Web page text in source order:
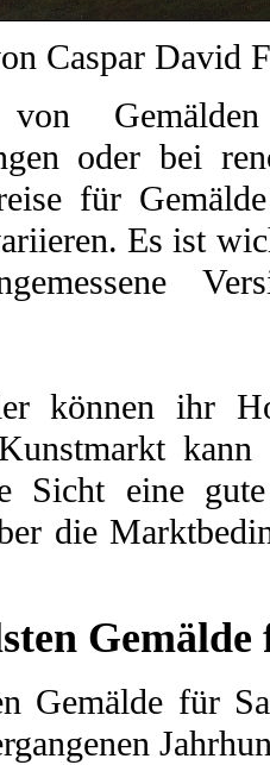
Caspar David
oder bei
für
Es ist
können ihr
Sicht eine
die
Gemälde für